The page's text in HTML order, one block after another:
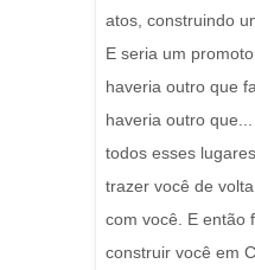
atos, construindo
E seria um
haveria outro que
haveria outro
todos esses
trazer você de
com você. E então
construir você em